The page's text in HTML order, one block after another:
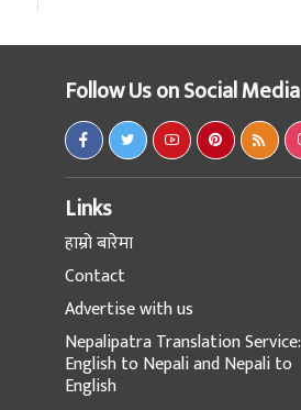
Follow Us on Social Media
Links
हाम्रो बारेमा
Contact
Advertise with us
Nepalipatra Translation Service:
English to Nepali and Nepali to
English